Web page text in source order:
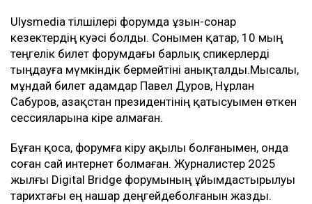
Ulysmedia тілшілері форумда ұзын-сонар
кезектердің куәсі болды. Сонымен қатар, 10 мың
теңгелік билет форумдағы барлық спикерлерді
тыңдауға мүмкіндік бермейтіні анықталды.Мысалы,
мұндай билет адамдар Павел Дуров, Нұрлан
Сабуров, Қазақстан президентінің қатысуымен өткен
сессияларына кіре алмаған.
Бұған қоса, форумға кіру ақылы болғанымен, онда
соған сай интернет болмаған. Журналистер 2025
жылғы Digital Bridge форумының ұйымдастырылуы
тарихтағы ең нашар деңгейдеболғанын жазды.